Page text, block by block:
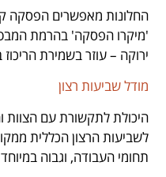
החלונות מאפשרים הפסקה
'מיקרו הפסקה' בהרמת המבט
ירוקה – עוזר בשמירת
מודל שביעות רצון
היכולת לתקשורת עם
תחומי העבודה, וגבוה